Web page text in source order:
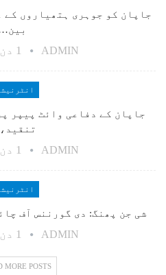
جاپان کو جوہری ہتھیاروں کے
ADMIN 1 دن ago
جاپان کے دفاعی وائٹ پیپر
ADMIN 1 دن ago
شی جن پھنگ: دی گورننس آف
ADMIN 1 دن ago
MORE POSTS